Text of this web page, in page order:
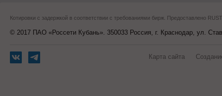
Котировки с задержкой в соответствии с требованиями бирж. Предоставлено
© 2017 ПАО «Россети Кубань». 350033 Россия, г. Краснодар, ул.
Карта сайта